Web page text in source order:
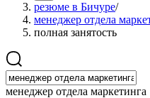
резюме в Бичуре/
менеджер отдела
полная занятость
менеджер отдела маркетинга